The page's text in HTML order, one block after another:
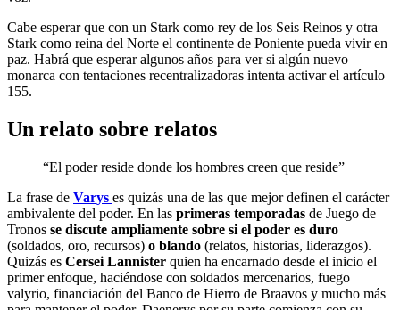
Cabe esperar que con un Stark como rey de los Seis Reinos y otra
Stark como reina del Norte el continente de Poniente pueda vivir en
paz. Habrá que esperar algunos años para ver si algún nuevo
monarca con tentaciones recentralizadoras intenta activar el artículo
155.
Un relato sobre relatos
“El poder reside donde los hombres creen que reside”
La frase de Varys es quizás una de las que mejor definen el carácter
ambivalente del poder. En las primeras temporadas de Juego de
Tronos se discute ampliamente sobre si el poder es duro
(soldados, oro, recursos) o blando (relatos, historias, liderazgos).
Quizás es Cersei Lannister quien ha encarnado desde el inicio el
primer enfoque, haciéndose con soldados mercenarios, fuego
valyrio, financiación del Banco de Hierro de Braavos y mucho más